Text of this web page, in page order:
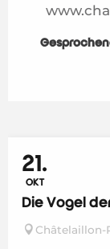
21.
OKT
Die Vögel
Châtelaillon-